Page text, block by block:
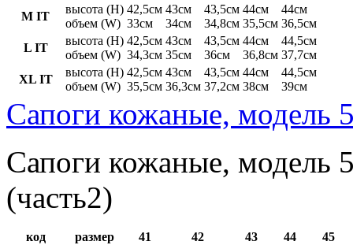
M IT
высота (H)
объем (W)
42,5см
33см
43см
34см
43,5см
34,8см
44см
35,5см
44см
36,5см
L IT
высота (H)
объем (W)
42,5см
34,3см
43см
35см
43,5см
36см
44см
36,8см
44,5см
37,7см
XL IT
высота (H)
объем (W)
42,5см
35,5см
43см
36,3см
43,5см
37,2см
44см
38см
44,5см
39см
Сапоги кожаные, модель
Сапоги кожаные, модель
(часть2)
код размер 41 42 43 44
45